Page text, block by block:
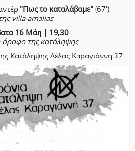
"Πως το καταλάβαμε" (67')
της villa amalias
16 Μάη | 19,30
όροφο της κατάληψης
Κατάληψης Λέλας Καραγιάννη 37